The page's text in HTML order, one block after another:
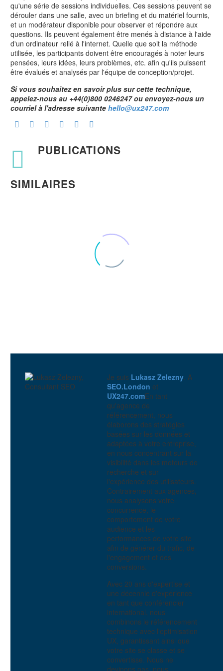
qu'une série de sessions individuelles. Ces sessions peuvent se
dérouler dans une salle, avec un briefing et du matériel fournis,
et un modérateur disponible pour observer et répondre aux
questions. Ils peuvent également être menés à distance à l'aide
d'un ordinateur relié à l'internet. Quelle que soit la méthode
utilisée, les participants doivent être encouragés à noter leurs
pensées, leurs idées, leurs problèmes, etc. afin qu'ils puissent
être évalués et analysés par l'équipe de conception/projet.
Si vous souhaitez en savoir plus sur cette technique,
appelez-nous au +44(0)800 0246247 ou envoyez-nous un
courriel à l'adresse suivante hello@ux247.com
PUBLICATIONS
SIMILAIRES
Service de développement Persona
Je suis Lukasz Zelezny . A
SEO.London et
UX247.comEn tant
qu'agence de
référencement, nous
élaborons des stratégies
basées sur les données et
adaptées à votre entreprise,
en nous concentrant sur la
visibilité dans les moteurs de
recherche et sur
l'expérience des utilisateurs.
Contrairement aux agences,
nous analysons votre
concurrence, le
comportement de votre
audience et les
performances de votre site
afin de générer du trafic, de
l'engagement et des
conversions.
Avec 20 ans d'expertise et
une décennie d'expérience
en tant que conférencier
international, nous
combinons le référencement
technique avec l'optimisation
UX, garantissant ainsi que
votre site se classe et se
convertisse. Nous ne